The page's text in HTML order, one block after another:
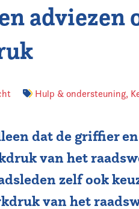
adviezen
Hulp & ondersteuning,
dat de griffier
van het
zelf ook
van het